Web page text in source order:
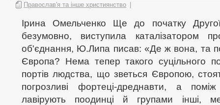
Православ'я та інше християнство
Ірина Омельченко Ще до початку
безумовно, виступила каталізатором
об'єднання, Ю.Липа писав: «Де ж вона, та
Європа? Нема тепер такого суцільного
портів людства, що зветься Європою,
погрозливі фортеці-дреднавти, а
лавірують поодинці й групами інші,